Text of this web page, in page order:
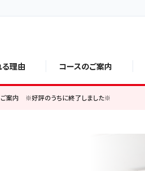
る理由 コースのご案内
ご案内 ※好評のうちに終了しました※